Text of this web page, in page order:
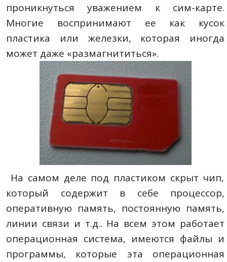
проникнуться уважением к сим-карте.
Многие воспринимают ее как кусок
пластика или железки, которая иногда
может даже «размагнититься».
На самом деле под пластиком скрыт чип,
который содержит в себе процессор,
оперативную память, постоянную память,
линии связи и т.д.. На всем этом работает
операционная система, имеются файлы и
программы, которые эта операционная